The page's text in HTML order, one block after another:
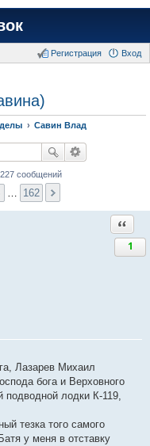
Вход
Регистрация
Савин Влад
сообщений
162
1
Лазарев Михаил
бога и Верховного
подводной лодки К-119,
тезка того самого
у меня в отставку